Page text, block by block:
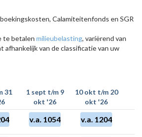
Calamiteitenfonds en SGR
te betalen milieubelasting, variërend van
afhankelijk van de classificatie van uw
31
1 sept t/m 9
okt '26
10 okt t/m 20
okt '26
v.a. 1054 v.a. 1204